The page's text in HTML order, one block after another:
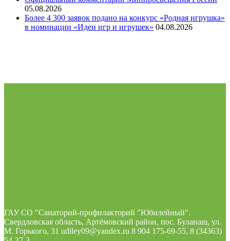
05.08.2026
Более 4 300 заявок подано на конкурс «Родная игрушка»
в номинации «Идеи игр и игрушек» 04.08.2026
ГАУ СО "Санаторий-профилакторий "Юбилейный".
Свердловская область, Артёмовский район, пос. Буланаш, ул.
М. Горького, 31 udiley09@yandex.ru 8 904 175-69-55, 8 (34363)